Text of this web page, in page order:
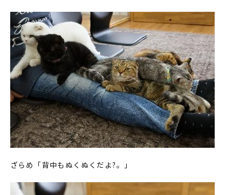
ざらめ「背中もぬくぬくだよ?。」